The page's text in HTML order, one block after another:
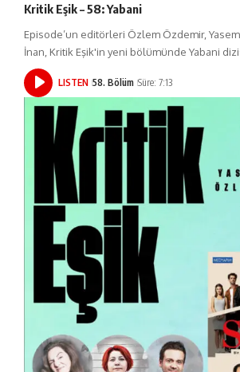
Kritik Eşik – 58: Yabani
Episode’un editörleri Özlem Özdemir,
İnan, Kritik Eşik'in yeni bölümünde Yabani
LISTEN 58. Bölüm Süre: 7:13